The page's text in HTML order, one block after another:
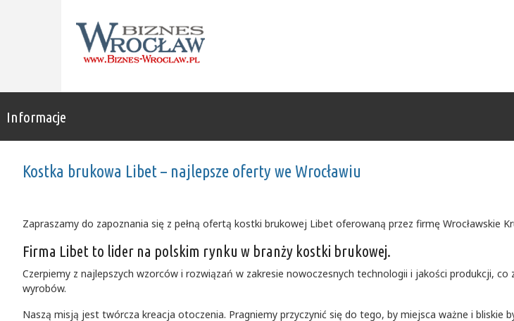
Informacje
Kostka brukowa Libet – najlepsze oferty we Wrocławiu
Zapraszamy do zapoznania się z pełną ofertą kostki brukowej Libet oferowaną przez firmę Wrocławskie
Firma Libet to lider na polskim rynku w branży kostki brukowej.
Czerpiemy z najlepszych wzorców i rozwiązań w zakresie nowoczesnych technologii i jakości produkcji, co
wyrobów.
Naszą misją jest twórcza kreacja otoczenia. Pragniemy przyczynić się do tego, by miejsca ważne i bliskie